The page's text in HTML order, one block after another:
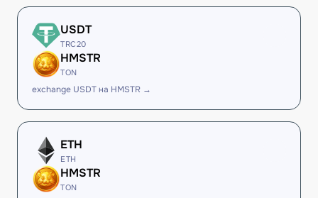
USDT
TRC20
HMSTR
TON
exchange USDT на HMSTR →
ETH
ETH
HMSTR
TON